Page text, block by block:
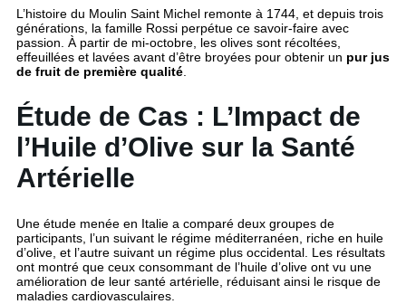
L’histoire du Moulin Saint Michel remonte à 1744, et depuis trois
générations, la famille Rossi perpétue ce savoir-faire avec
passion. À partir de mi-octobre, les olives sont récoltées,
effeuillées et lavées avant d’être broyées pour obtenir un pur jus
de fruit de première qualité
Étude de Cas : L’Impact de
l’Huile d’Olive sur la Santé
Artérielle
Une étude menée en Italie a comparé deux groupes de
participants, l’un suivant le régime méditerranéen, riche en huile
d’olive, et l’autre suivant un régime plus occidental. Les résultats
ont montré que ceux consommant de l’huile d’olive ont vu une
amélioration de leur santé artérielle, réduisant ainsi le risque de
maladies cardiovasculaires.